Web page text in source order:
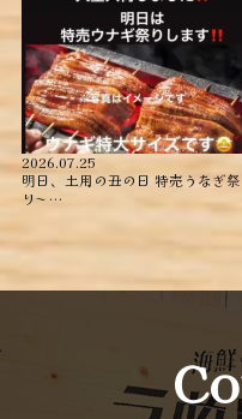
2026.07.25
明日、土用の丑の日 特売うなぎ祭
り〜️️️ …